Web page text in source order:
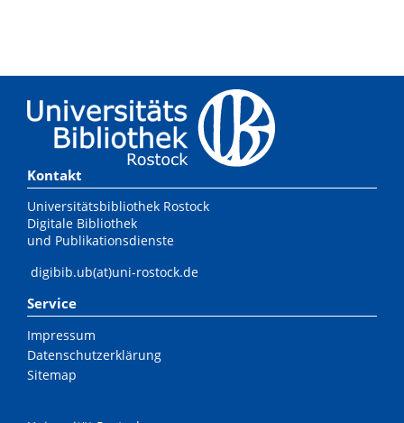
Kontakt
Universitätsbibliothek Rostock
Digitale Bibliothek
und Publikationsdienste
digibib.ub(at)uni-rostock.de
Service
Impressum
Datenschutzerklärung
Sitemap